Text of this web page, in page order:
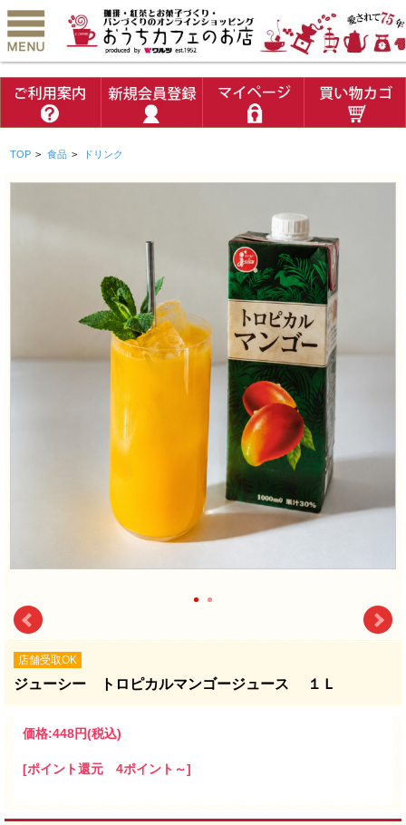
TOP > 食品 > ドリンク
店舗受取OK
ジューシー トロピカルマンゴージュース １Ｌ
価格:448円(税込)
[ポイント還元 4ポイント～]